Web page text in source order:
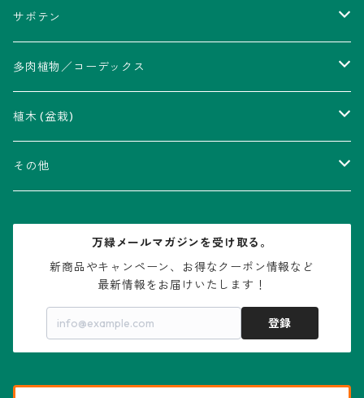
サボテン
アストロフィツム属
瑠璃兜錦、兜丸錦
V-type兜
リザード・スキン兜
アリオカルプス属
ウィギンシア属
エキノケレウス属
エキノプシス属
多肉植物／コーデックス
アカベ属
アロエ属
コノフィツム属
センナ属
植木 (盆栽)
ムクロジ科：カエデ属
その他
水石・景石
万緑メールマガジンを受け取る。
新商品やキャンペーン、お得なクーポン情報など
最新情報をお届けいたします！
登録